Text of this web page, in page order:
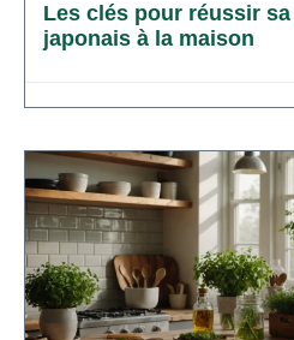
Les clés pour réussir
japonais à la maison